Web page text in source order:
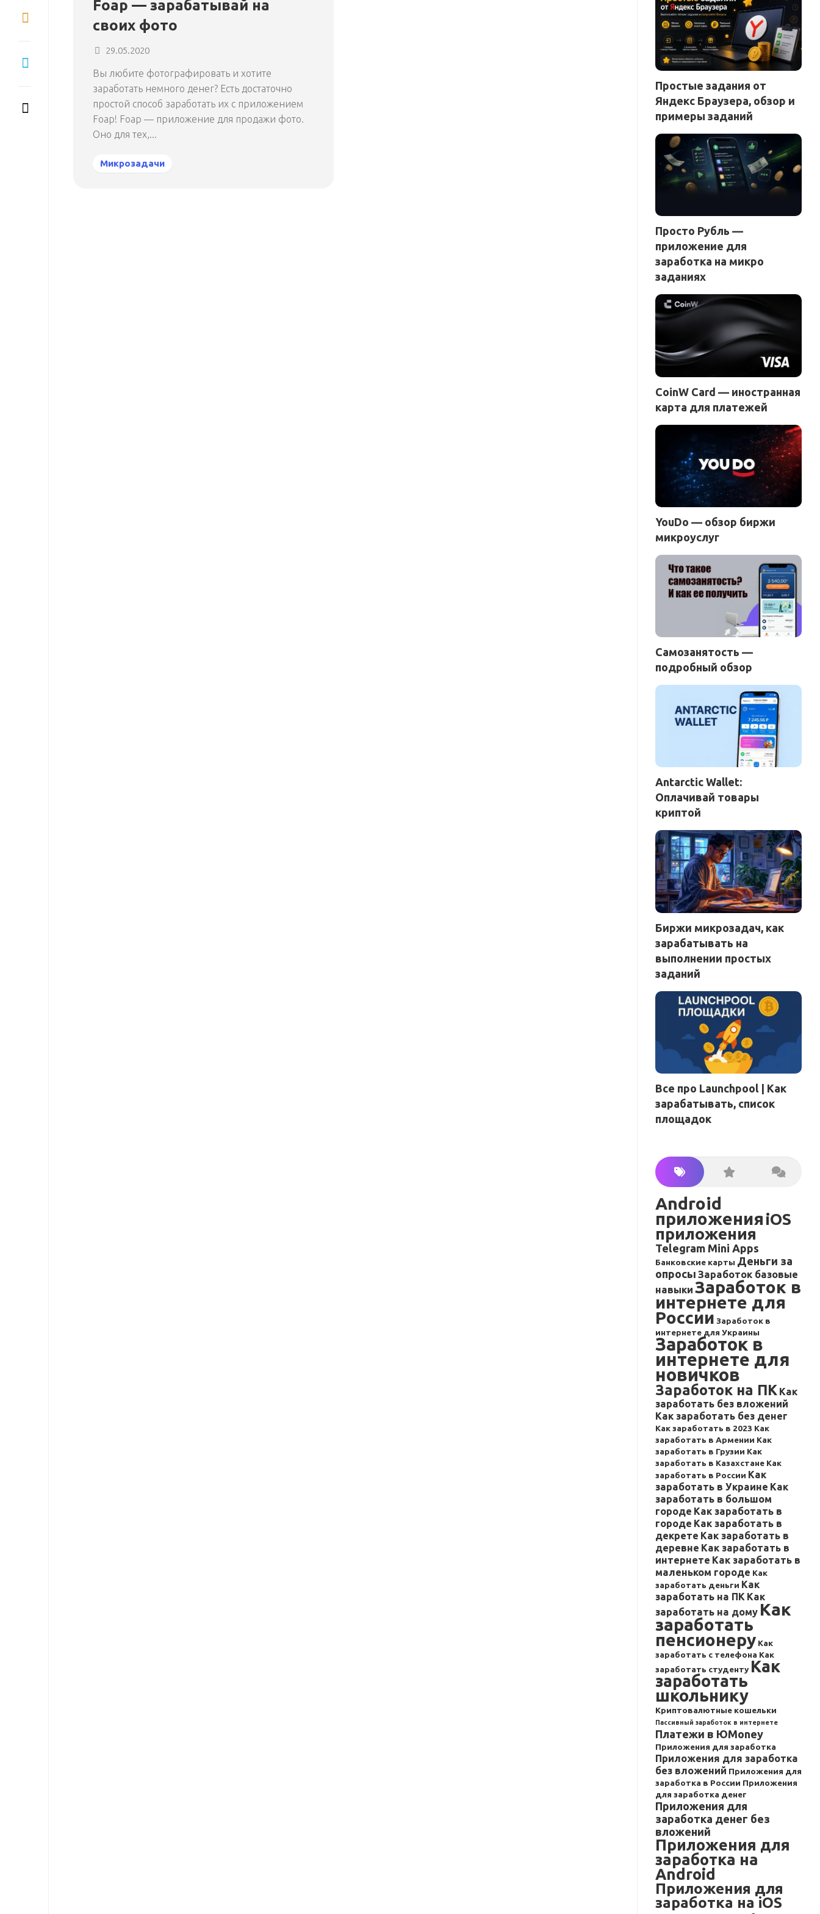
Foap — зарабатывай на
своих фото
29.05.2020
Вы любите фотографировать и хотите
заработать немного денег? Есть достаточно
простой способ заработать их с приложением
Foap! Foap — приложение для продажи фото.
Оно для тех,...
Микрозадачи
Простые задания от
Яндекс Браузера, обзор и
примеры заданий
Просто Рубль —
приложение для
заработка на микро
заданиях
CoinW Card — иностранная
карта для платежей
YouDo — обзор биржи
микроуслуг
Самозанятость —
подробный обзор
Antarctic Wallet:
Оплачивай товары
криптой
Биржи микрозадач, как
зарабатывать на
выполнении простых
заданий
Все про Launchpool | Как
зарабатывать, список
площадок
Android
приложения iOS
приложения
Telegram Mini Apps
Банковские карты Деньги за
опросы Заработок базовые
навыки Заработок в
интернете для
России Заработок в
интернете для Украины
Заработок в
интернете для
новичков
Заработок на ПК Как
заработать без вложений
Как заработать без денег
Как заработать в 2023 Как
заработать в Армении Как
заработать в Грузии Как
заработать в Казахстане Как
заработать в России Как
заработать в Украине Как
заработать в большом
городе Как заработать в
городе Как заработать в
декрете Как заработать в
деревне Как заработать в
интернете Как заработать в
маленьком городе Как
заработать деньги Как
заработать на ПК Как
заработать на дому Как
заработать
пенсионеру Как
заработать с телефона Как
заработать студенту Как
заработать
школьнику
Криптовалютные кошельки
Пассивный заработок в интернете
Платежи в ЮMoney
Приложения для заработка
Приложения для заработка
без вложений Приложения для
заработка в России Приложения
для заработка денег
Приложения для
заработка денег без
вложений
Приложения для
заработка на
Android
Приложения для
заработка на iOS